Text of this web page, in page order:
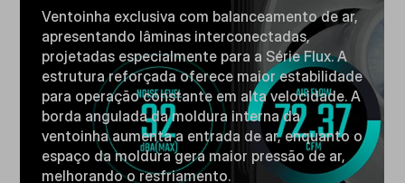
Ventoinha exclusiva com balanceamento de ar,
apresentando lâminas interconectadas,
projetadas especialmente para a Série Flux. A
estrutura reforçada oferece maior estabilidade
para operação constante em alta velocidade. A
borda angulada da moldura interna da
ventoinha aumenta a entrada de ar, enquanto o
espaço da moldura gera maior pressão de ar,
melhorando o resfriamento.